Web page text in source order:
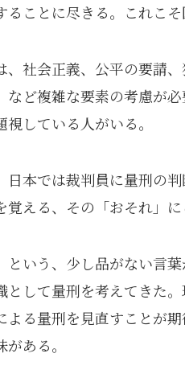
ることに尽きる。これこ
、社会正義、公平の要請
など複雑な要素の考慮が
視している人がいる。
日本では裁判員に量刑の
覚える、その「おそれ」
という、少し品がない言
として量刑を考えてきた
よる量刑を見直すことが
ある。